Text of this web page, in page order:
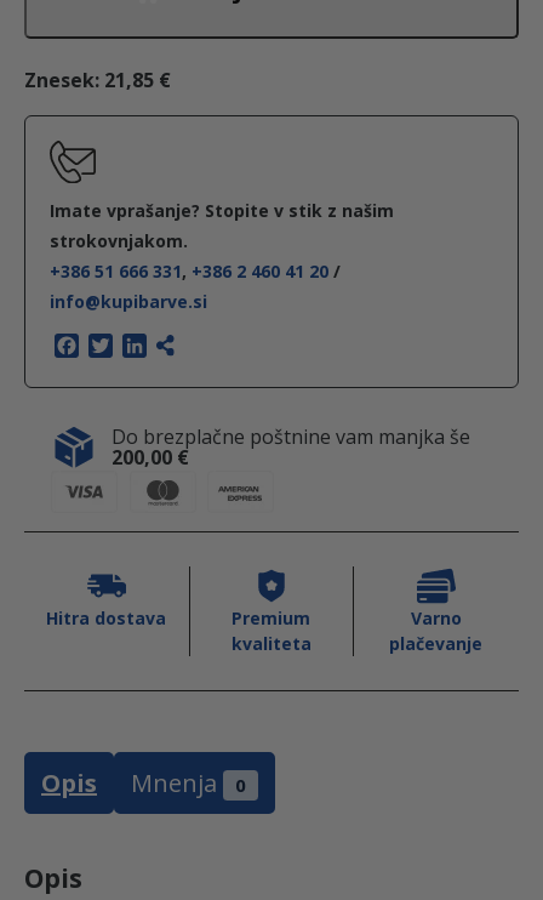
s
k
C
X
-
U
Znesek: 21,85 €
Imate vprašanje? Stopite v stik z našim
strokovnjakom.
+386 51 666 331, +386 2 460 41 20 /
info@kupibarve.si
c
b
o
o
i
t
e
L
n
e
d
I
Do brezplačne poštnine vam manjka še
200,00 €
Hitra dostava
Premium
kvaliteta
Varno
plačevanje
Opis Mnenja 0
Opis